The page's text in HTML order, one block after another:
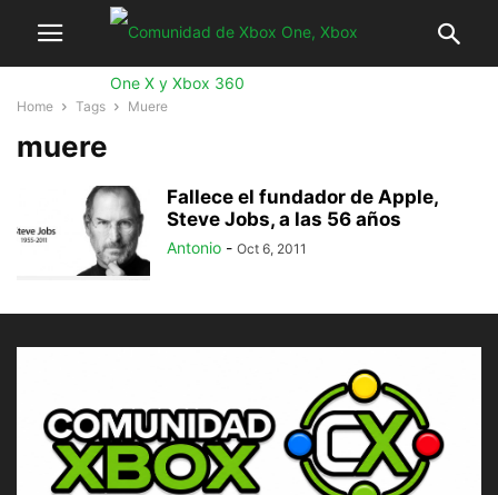
Home Tags Muere
muere
Fallece el fundador de Apple,
Steve Jobs, a las 56 años
Antonio - Oct 6, 2011